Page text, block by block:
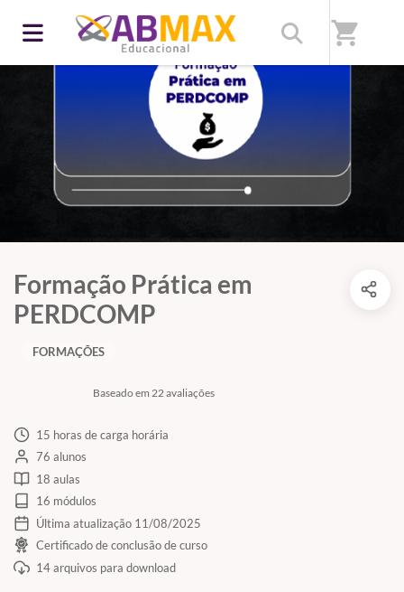
shopping_cart
Formação Prática em
PERDCOMP
Baseado em 22 avaliações
FORMAÇÕES
15 horas de carga horária
76 alunos
18 aulas
16 módulos
Última atualização 11/08/2025
Certificado de conclusão de curso
14 arquivos para download